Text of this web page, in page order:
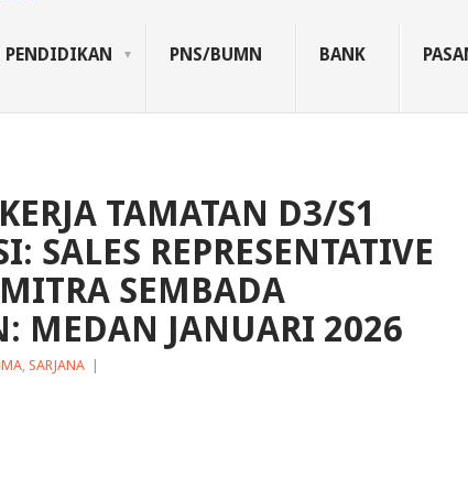
PENDIDIKAN PNS/BUMN BANK
TAMATAN D3/S1
SALES REPRESENTATIVE
SEMBADA
MEDAN JANUARI 2026
, SARJANA